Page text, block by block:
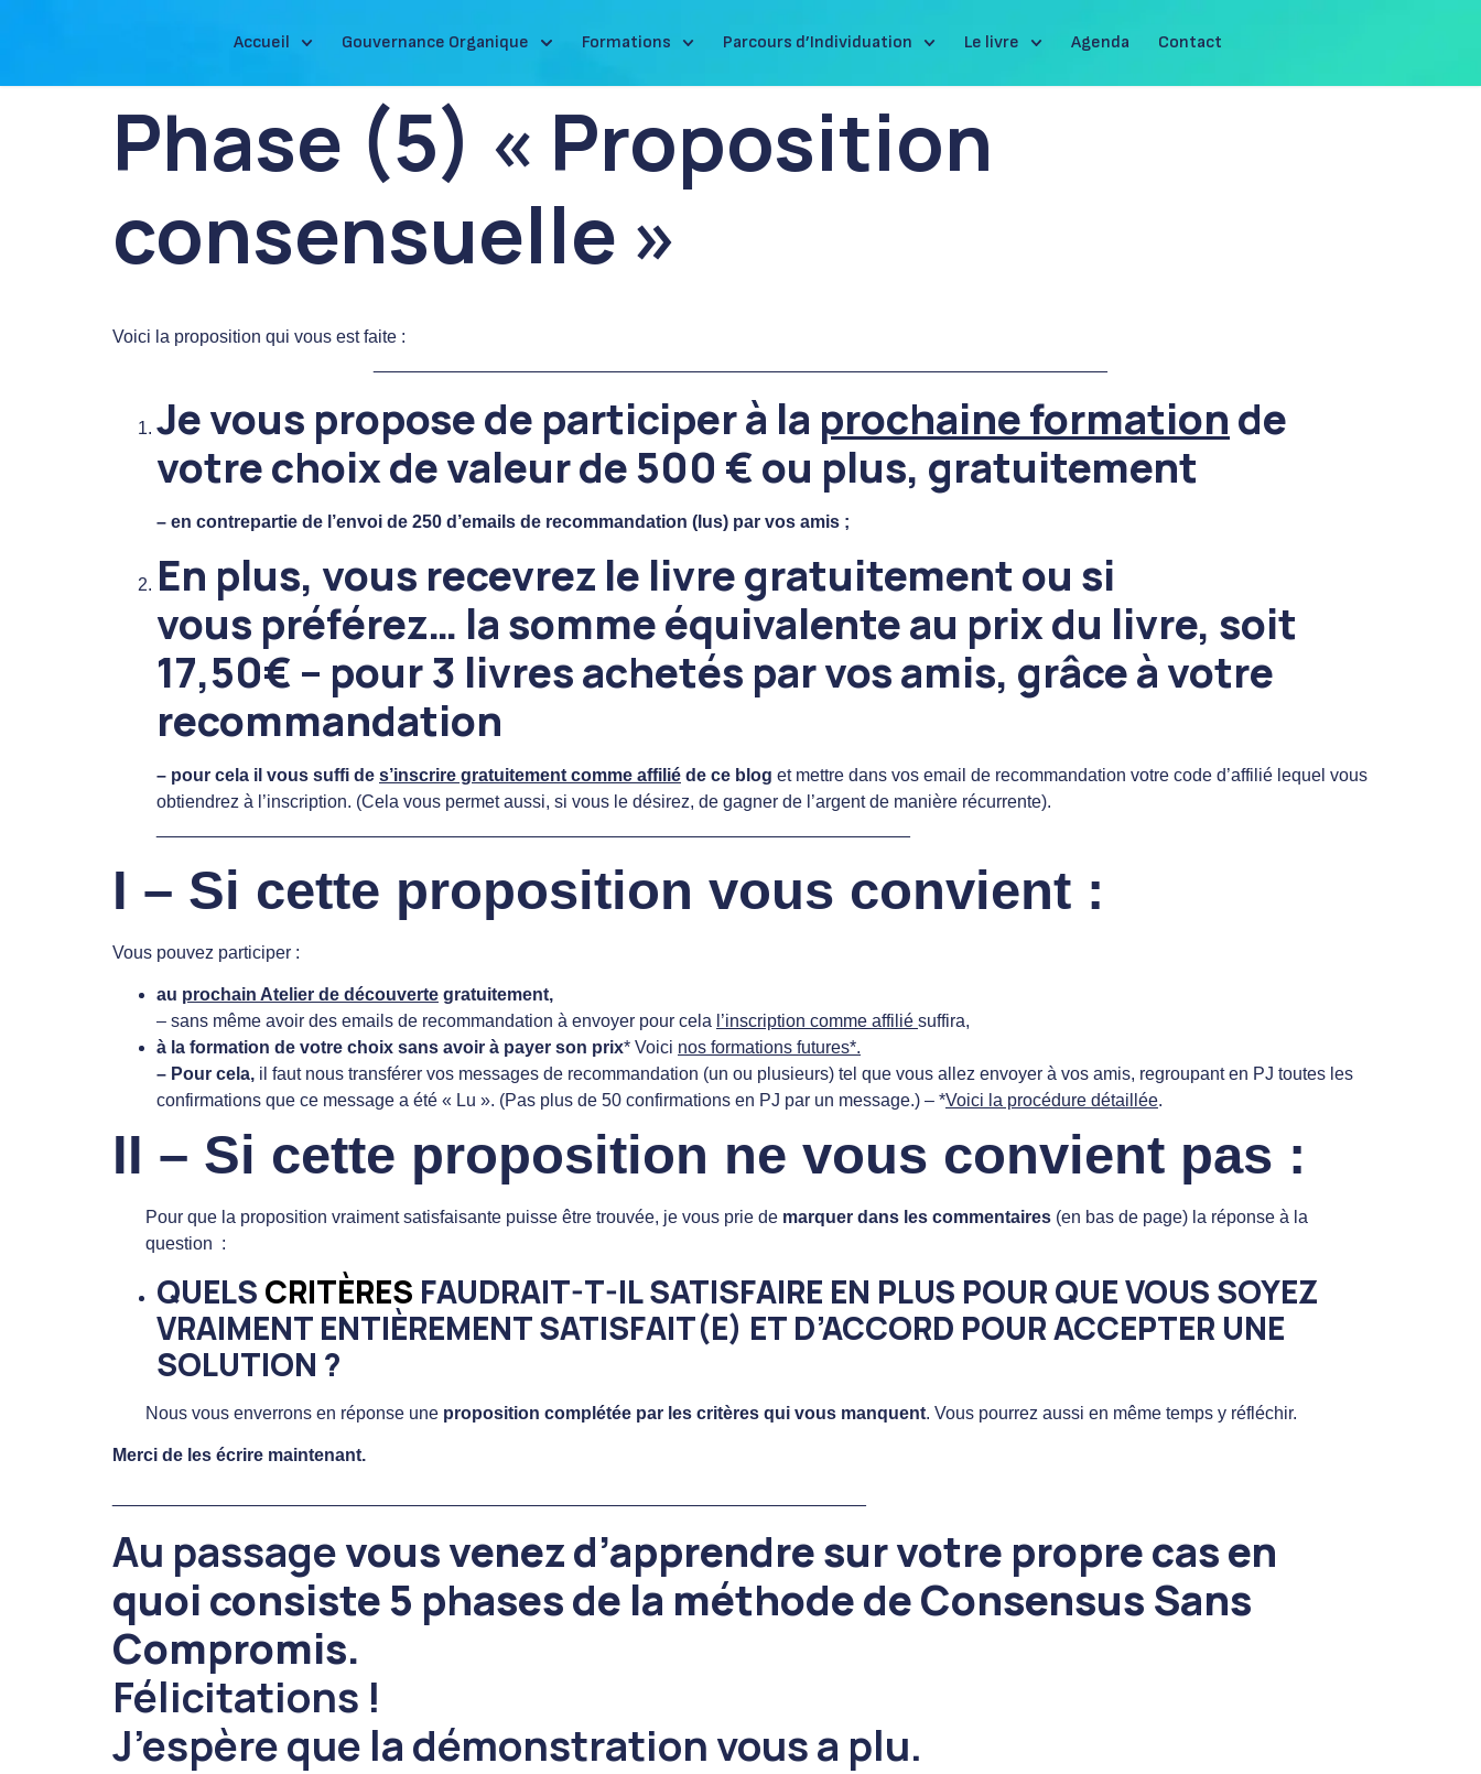
Accueil Gouvernance Organique Formations Parcours d’Individuation Le livre Agenda Contact
Phase (5) « Proposition
consensuelle »
Voici la proposition qui vous est faite :
Je vous propose de participer à la prochaine formation de
votre choix de valeur de 500 € ou plus, gratuitement
– en contrepartie de l’envoi de 250 d’emails de recommandation (lus) par vos amis ;
En plus, vous recevrez le livre gratuitement ou si
vous préférez… la somme équivalente au prix du livre, soit
17,50€ – pour 3 livres achetés par vos amis, grâce à votre
recommandation
– pour cela il vous suffi de s’inscrire gratuitement comme affilié de ce blog et mettre dans vos email de recommandation votre code d’affilié lequel vous
obtiendrez à l’inscription. (Cela vous permet aussi, si vous le désirez, de gagner de l’argent de manière récurrente).
I – Si cette proposition vous convient :
Vous pouvez participer :
au prochain Atelier de découverte gratuitement,
– sans même avoir des emails de recommandation à envoyer pour cela l’inscription comme affilié suffira,
à la formation de votre choix sans avoir à payer son prix* Voici nos formations futures*.
– Pour cela, il faut nous transférer vos messages de recommandation (un ou plusieurs) tel que vous allez envoyer à vos amis, regroupant en PJ toutes les
confirmations que ce message a été « Lu ». (Pas plus de 50 confirmations en PJ par un message.) – *Voici la procédure détaillée.
II – Si cette proposition ne vous convient pas :
Pour que la proposition vraiment satisfaisante puisse être trouvée, je vous prie de marquer dans les commentaires (en bas de page) la réponse à la
question :
QUELS CRITÈRES FAUDRAIT-T-IL SATISFAIRE EN PLUS POUR QUE VOUS SOYEZ
VRAIMENT ENTIÈREMENT SATISFAIT(E) ET D’ACCORD POUR ACCEPTER UNE
SOLUTION ?
Nous vous enverrons en réponse une proposition complétée par les critères qui vous manquent. Vous pourrez aussi en même temps y réfléchir.
Merci de les écrire maintenant.
Au passagevous venez d’apprendre sur votre propre cas en
quoi consiste 5 phases de la méthode de Consensus Sans
Compromis.
Félicitations !
J’espère que la démonstration vous a plu.